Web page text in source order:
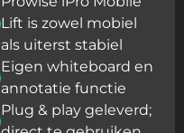
Lift is zowel mobiel
als uiterst stabiel
Eigen whiteboard en
annotatie functie
Plug & play geleverd;